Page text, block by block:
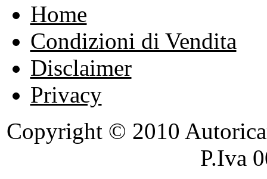
Home
Condizioni di Vendita
Disclaimer
Privacy
Copyright © 2010
P.Iva